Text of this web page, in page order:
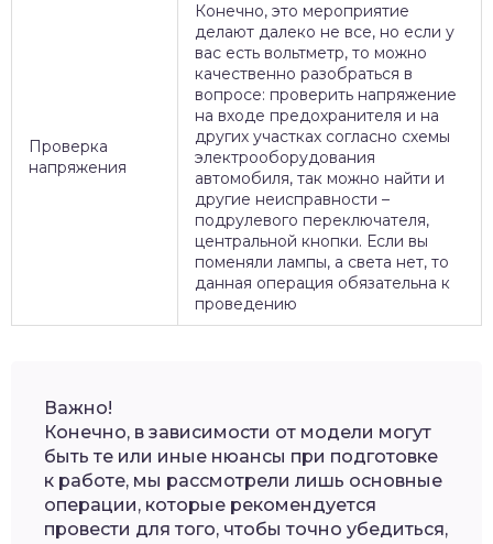
Проверка
напряжения
Конечно, это мероприятие
делают далеко не все, но если у
вас есть вольтметр, то можно
качественно разобраться в
вопросе: проверить напряжение
на входе предохранителя и на
других участках согласно схемы
электрооборудования
автомобиля, так можно найти и
другие неисправности –
подрулевого переключателя,
центральной кнопки. Если вы
поменяли лампы, а света нет, то
данная операция обязательна к
проведению
Важно!
Конечно, в зависимости от модели могут
быть те или иные нюансы при подготовке
к работе, мы рассмотрели лишь основные
операции, которые рекомендуется
провести для того, чтобы точно убедиться,